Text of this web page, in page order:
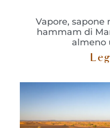
Vapore, sapone
hammam di
almeno